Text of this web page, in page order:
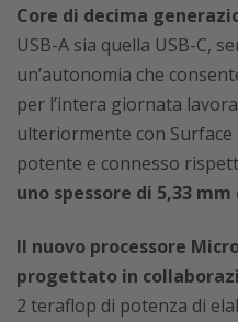
Core di decima
USB-A sia quella USB-C,
un’autonomia che
per l’intera giornata
ulteriormente con
potente e connesso
uno spessore di 5,33
Il nuovo processore
progettato in
2 teraflop di potenza di